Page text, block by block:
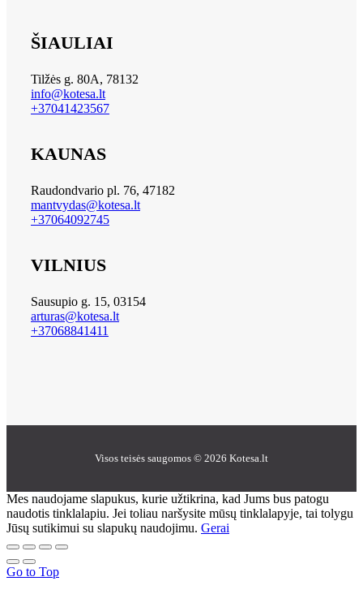
ŠIAULIAI
Tilžės g. 80A, 78132
info@kotesa.lt
+37041423567
KAUNAS
Raudondvario pl. 76, 47182
mantvydas@kotesa.lt
+37064092745
VILNIUS
Sausupio g. 15, 03154
arturas@kotesa.lt
+37068841411
Visos teisės saugomos © 2026 Kotesa.lt
Mes naudojame slapukus, kurie užtikrina, kad Jums bus patogu
naudotis tinklalapiu. Jei toliau naršysite mūsų tinklalapyje, tai tolygu
Jūsų sutikimui su slapukų naudojimu. Gerai
Go to Top